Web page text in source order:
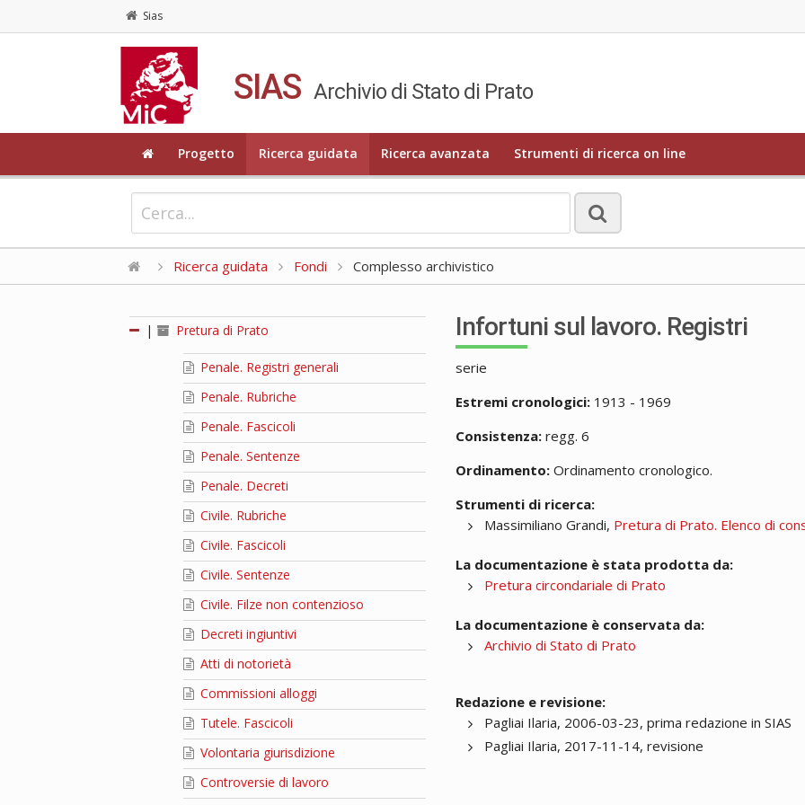
Sias
SIAS Archivio di Stato di Prato
Progetto Ricerca guidata Ricerca avanzata Strumenti di ricerca on line
Ricerca guidata Fondi Complesso archivistico
| Pretura di Prato
Penale. Registri generali
Penale. Rubriche
Penale. Fascicoli
Penale. Sentenze
Penale. Decreti
Civile. Rubriche
Civile. Fascicoli
Civile. Sentenze
Civile. Filze non contenzioso
Decreti ingiuntivi
Atti di notorietà
Commissioni alloggi
Tutele. Fascicoli
Volontaria giurisdizione
Controversie di lavoro
Infortuni sul lavoro. Registri
serie
Estremi cronologici: 1913 - 1969
Consistenza: regg. 6
Ordinamento: Ordinamento cronologico.
Strumenti di ricerca:
Massimiliano Grandi, Pretura di Prato. Elenco di
La documentazione è stata prodotta da:
Pretura circondariale di Prato
La documentazione è conservata da:
Archivio di Stato di Prato
Redazione e revisione:
Pagliai Ilaria, 2006-03-23, prima redazione in SIAS
Pagliai Ilaria, 2017-11-14, revisione